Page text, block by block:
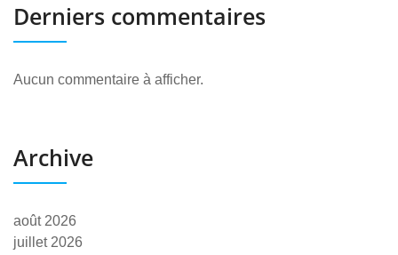
Derniers commentaires
Aucun commentaire à afficher.
Archive
août 2026
juillet 2026